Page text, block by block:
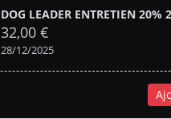
DOG LEADER ENTRETIEN 20%
32,00 €
28/12/2025